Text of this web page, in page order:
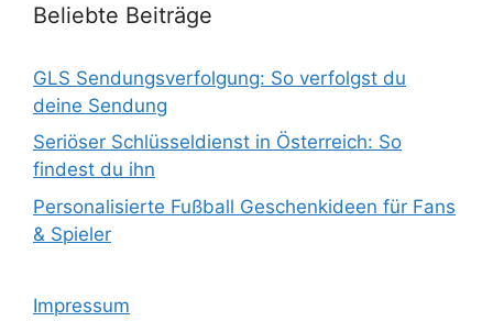
Beliebte Beiträge
GLS Sendungsverfolgung: So verfolgst du
deine Sendung
Seriöser Schlüsseldienst in Österreich: So
findest du ihn
Personalisierte Fußball Geschenkideen für Fans
& Spieler
Impressum